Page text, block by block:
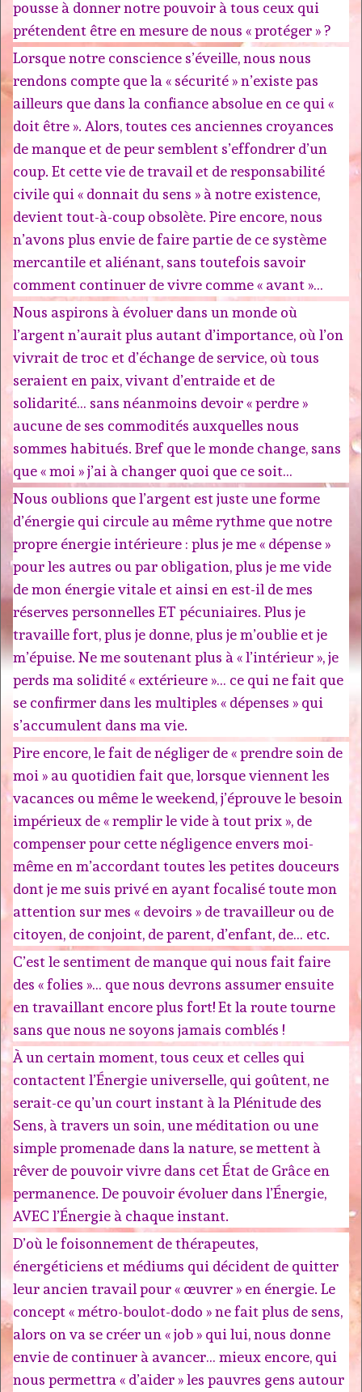
pousse à donner notre pouvoir à tous ceux qui
prétendent être en mesure de nous « protéger » ?
Lorsque notre conscience s’éveille, nous nous
rendons compte que la « sécurité » n’existe pas
ailleurs que dans la confiance absolue en ce qui «
doit être ». Alors, toutes ces anciennes croyances
de manque et de peur semblent s’effondrer d’un
coup. Et cette vie de travail et de responsabilité
civile qui « donnait du sens » à notre existence,
devient tout-à-coup obsolète. Pire encore, nous
n’avons plus envie de faire partie de ce système
mercantile et aliénant, sans toutefois savoir
comment continuer de vivre comme « avant »…
Nous aspirons à évoluer dans un monde où
l’argent n’aurait plus autant d’importance, où l’on
vivrait de troc et d’échange de service, où tous
seraient en paix, vivant d’entraide et de
solidarité… sans néanmoins devoir « perdre »
aucune de ses commodités auxquelles nous
sommes habitués. Bref que le monde change, sans
que « moi » j’ai à changer quoi que ce soit…
Nous oublions que l’argent est juste une forme
d’énergie qui circule au même rythme que notre
propre énergie intérieure : plus je me « dépense »
pour les autres ou par obligation, plus je me vide
de mon énergie vitale et ainsi en est-il de mes
réserves personnelles ET pécuniaires. Plus je
travaille fort, plus je donne, plus je m’oublie et je
m’épuise. Ne me soutenant plus à « l’intérieur », je
perds ma solidité « extérieure »… ce qui ne fait que
se confirmer dans les multiples « dépenses » qui
s’accumulent dans ma vie.
Pire encore, le fait de négliger de « prendre soin de
moi » au quotidien fait que, lorsque viennent les
vacances ou même le weekend, j’éprouve le besoin
impérieux de « remplir le vide à tout prix », de
compenser pour cette négligence envers moi-
même en m’accordant toutes les petites douceurs
dont je me suis privé en ayant focalisé toute mon
attention sur mes « devoirs » de travailleur ou de
citoyen, de conjoint, de parent, d’enfant, de… etc.
C’est le sentiment de manque qui nous fait faire
des « folies »… que nous devrons assumer ensuite
en travaillant encore plus fort! Et la route tourne
sans que nous ne soyons jamais comblés !
À un certain moment, tous ceux et celles qui
contactent l’Énergie universelle, qui goûtent, ne
serait-ce qu’un court instant à la Plénitude des
Sens, à travers un soin, une méditation ou une
simple promenade dans la nature, se mettent à
rêver de pouvoir vivre dans cet État de Grâce en
permanence. De pouvoir évoluer dans l’Énergie,
AVEC l’Énergie à chaque instant.
D’où le foisonnement de thérapeutes,
énergéticiens et médiums qui décident de quitter
leur ancien travail pour « œuvrer » en énergie. Le
concept « métro-boulot-dodo » ne fait plus de sens,
alors on va se créer un « job » qui lui, nous donne
envie de continuer à avancer… mieux encore, qui
nous permettra « d’aider » les pauvres gens autour